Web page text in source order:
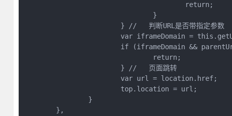
					return;
				}
			} //   判断URL是否带指定参数
var iframeDomain =
if (iframeDomain &&
				return;
			} //   页面跳转
			var url = location.href;
			top.location = url;
		}
	},